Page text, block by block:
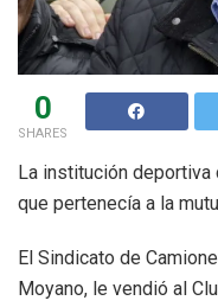
0
SHARES
La institución
que pertenecía a la
El Sindicato de
Moyano, le vendió al